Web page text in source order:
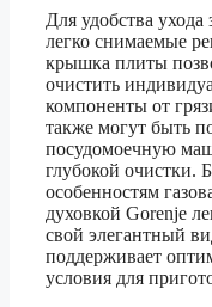
Для удобства ухода
легко снимаемые
крышка плиты
очистить
компоненты от
также могут быть
посудомоечную
глубокой очистки.
особенностям
духовкой Gorenje
свой элегантный
поддерживает
условия для